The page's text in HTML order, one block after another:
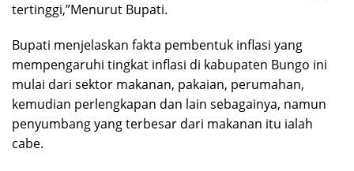
tertinggi,”Menurut Bupati.
Bupati menjelaskan fakta pembentuk inflasi yang
mempengaruhi tingkat inflasi di kabupaten Bungo ini
mulai dari sektor makanan, pakaian, perumahan,
kemudian perlengkapan dan lain sebagainya, namun
penyumbang yang terbesar dari makanan itu ialah
cabe.